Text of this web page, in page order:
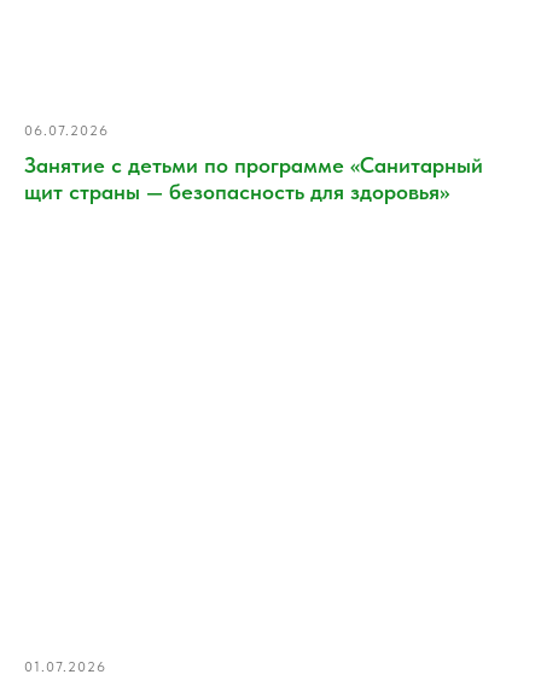
06.07.2026
Занятие с детьми по программе «Санитарный
щит страны — безопасность для здоровья»
01.07.2026